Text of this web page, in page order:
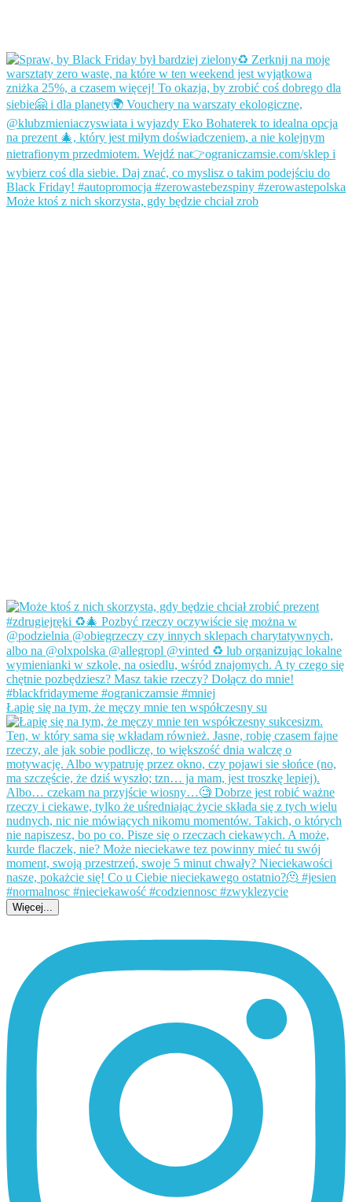
Może ktoś z nich skorzysta, gdy będzie chciał zrob
Łapię się na tym, że męczy mnie ten współczesny su
Więcej...